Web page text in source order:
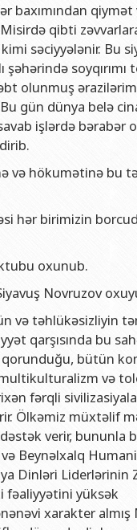
baxımından qiymət
qibti
səciyyələnir. Bu
soyqırımı
olunmuş
gün dünya belə
işlərdə bərabər
və hökumətinə bu
hər birimizin
oxunub.
Novruzov
və təhlükəsizliyin
qarşısında bu
bütün
və
fərqli
Ölkəmiz müxtəlif
verir, bununla
Beynəlxalq
Dinləri Liderlərinin
fəaliyyətini yüksək
xarakter almış